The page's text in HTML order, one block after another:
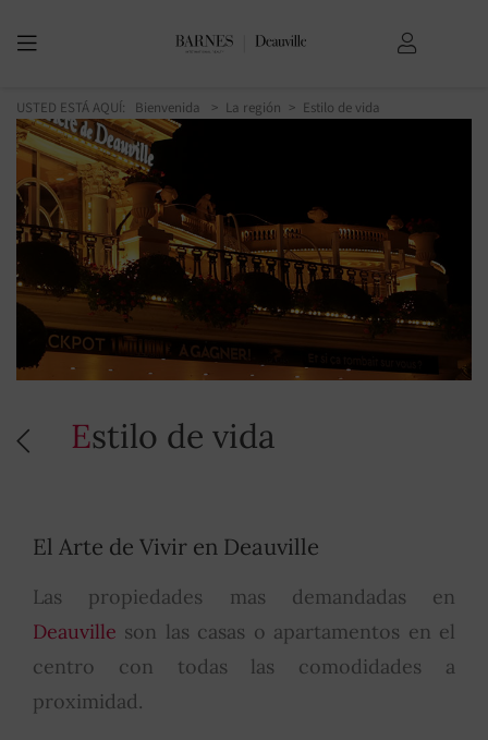
USTED ESTÁ AQUÍ: Bienvenida La región Estilo de vida
Estilo de vida
El Arte de Vivir en Deauville
Las propiedades mas demandadas en
Deauville son las casas o apartamentos en el
centro con todas las comodidades a
proximidad.